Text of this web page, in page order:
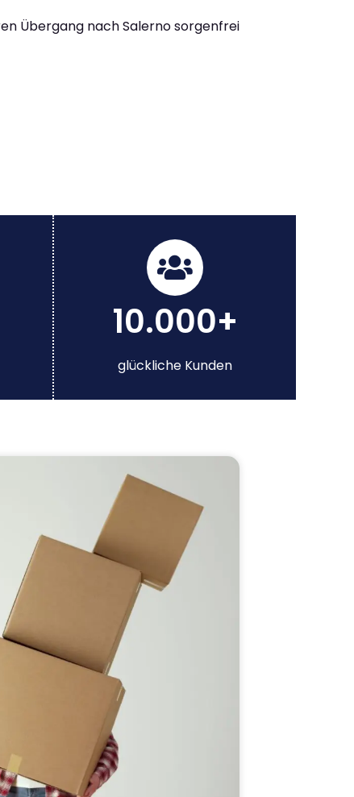
Übergang nach Salerno sorgenfrei
10.000+
glückliche Kunden